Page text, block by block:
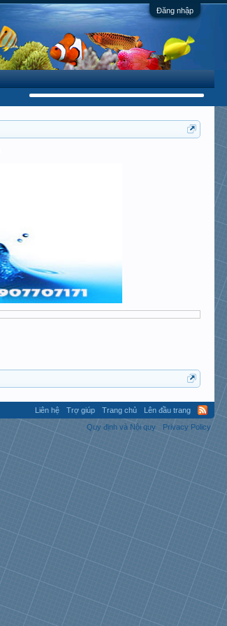
Đăng nhập
Liên hệ Trợ giúp Trang chủ
Lên đầu trang
Quy định và Nội quy
Privacy Policy